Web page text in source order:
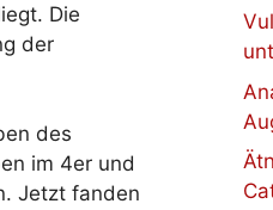
Die
der
des
im 4er und
Jetzt fanden